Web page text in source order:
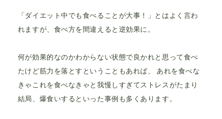
「ダイエット中でも食べることが大事！」とはよく言わ
れますが、食べ方を間違えると逆効果に。
何が効果的なのかわからない状態で良かれと思って食べ
たけど筋力を落とすということもあれば、 あれを食べな
きゃこれを食べなきゃと我慢しすぎてストレスがたまり
結局、爆食いするといった事例も多くあります。